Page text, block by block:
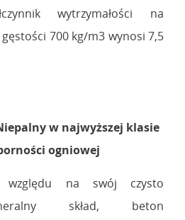
wytrzymałości na
700 kg/m3 wynosi 7,5
w najwyższej klasie
ogniowej
względu na swój czysto
skład, beton